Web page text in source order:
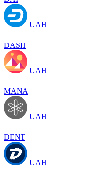
UAH
DASH
UAH
MANA
UAH
DENT
UAH